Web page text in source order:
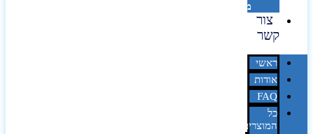
מדבקות
צור
קשר
ראשי
אודות
FAQ
כל
המוצרים